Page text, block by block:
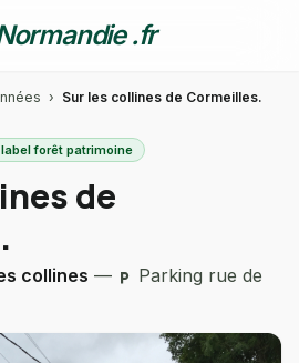
.fr
› Sur les collines de Cormeilles.
forêt patrimoine
de
collines — local_parking
Parking rue de